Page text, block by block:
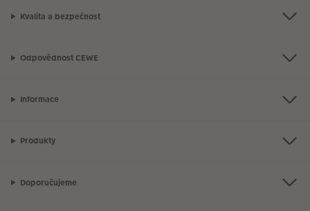
Kvalita a bezpečnost
Odpovědnost CEWE
Informace
Produkty
Doporučujeme